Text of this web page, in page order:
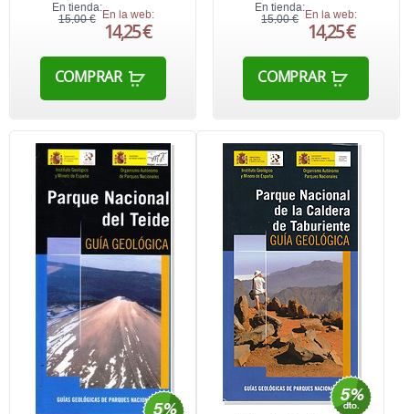
En tienda:
15,00 € En la web:
14,25 €
COMPRAR
En tienda:
15,00 €
En la web:
14,25 €
COMPRAR